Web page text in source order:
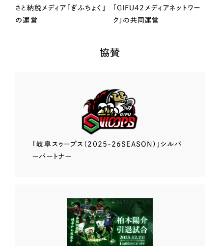
さと納税メディア「ぎふちょく」
の運営
「GIFU42メディアネットワー
ク」の共同運営
協賛
「岐阜スゥープス （2025-26SEASON）」 シルバ
ーパートナー